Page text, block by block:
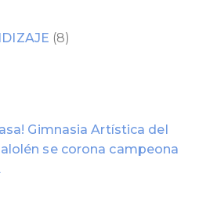
(8)
Gimnasia Artística del
se corona campeona